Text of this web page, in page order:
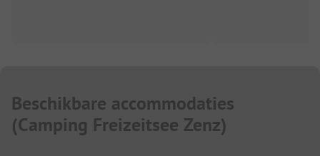
Beschikbare accommodaties
(Camping Freizeitsee Zenz)